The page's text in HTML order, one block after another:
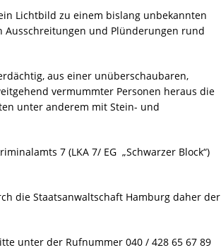
Lichtbild zu einem bislang unbekannten
Ausschreitungen und Plünderungen rund
aus einer unüberschaubaren,
vermummter Personen heraus die
unter anderem mit Stein- und
7 (LKA 7/ EG „Schwarzer Block“)
die Staatsanwaltschaft Hamburg daher der
unter der Rufnummer 040 / 428 65 67 89